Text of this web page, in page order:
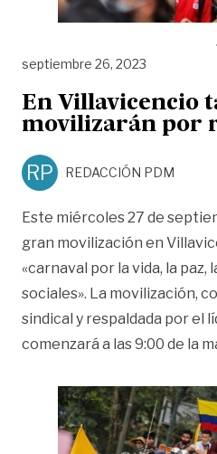
septiembre 26, 2023
En Villavicencio
movilizarán por
RP REDACCIÓN PDM
Este miércoles 27 de
gran movilización en
«carnaval por la vida, la
sociales». La movilización,
sindical y respaldada por el
comenzará a las 9:00 de la